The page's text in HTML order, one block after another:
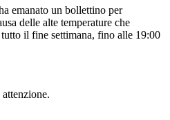
emanato un bollettino per
delle alte temperature che
il fine settimana, fino alle 19:00